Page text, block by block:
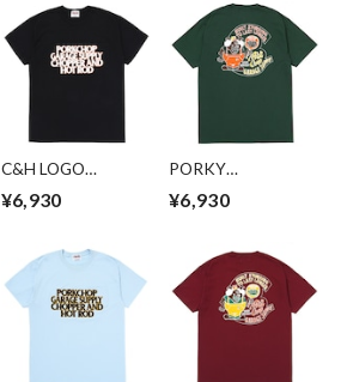
C&H LOGO
POCKET
TEE/BLACK
¥6,930
PORKY
TEE/FOREST
GREEN
¥6,930